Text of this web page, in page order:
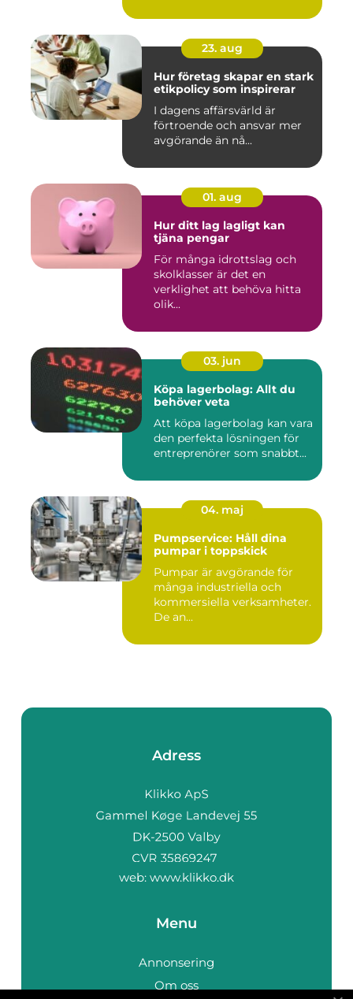
23. aug
Hur företag skapar en stark
etikpolicy som inspirerar
I dagens affärsvärld är
förtroende och ansvar mer
avgörande än nå...
01. aug
Hur ditt lag lagligt kan
tjäna pengar
För många idrottslag och
skolklasser är det en
verklighet att behöva hitta
olik...
03. jun
Köpa lagerbolag: Allt du
behöver veta
Att köpa lagerbolag kan vara
den perfekta lösningen för
entreprenörer som snabbt...
04. maj
Pumpservice: Håll dina
pumpar i toppskick
Pumpar är avgörande för
många industriella och
kommersiella verksamheter.
De an...
Adress
web: www.klikko.dk
Menu
Annonsering
Om oss